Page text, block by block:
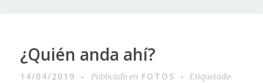
¿Quién anda ahí?
14/04/2019 Publicado en FOTOS
Etiquetado